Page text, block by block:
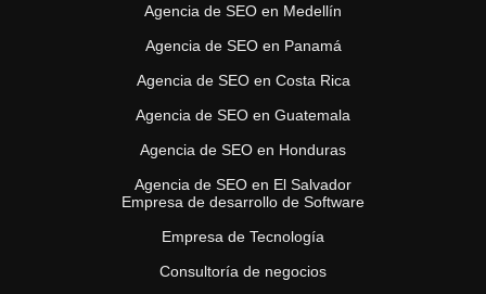
Agencia de SEO en Medellín
Agencia de SEO en Panamá
Agencia de SEO en Costa Rica
Agencia de SEO en Guatemala
Agencia de SEO en Honduras
Agencia de SEO en El Salvador
Empresa de desarrollo de Software
Empresa de Tecnología
Consultoría de negocios